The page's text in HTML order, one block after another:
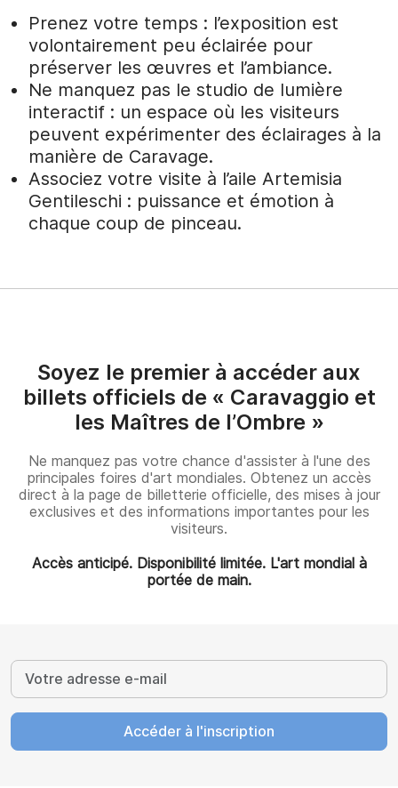
Prenez votre temps : l’exposition est
volontairement peu éclairée pour
préserver les œuvres et l’ambiance.
Ne manquez pas le studio de lumière
interactif : un espace où les visiteurs
peuvent expérimenter des éclairages à la
manière de Caravage.
Associez votre visite à l’aile Artemisia
Gentileschi : puissance et émotion à
chaque coup de pinceau.
Soyez le premier à accéder aux
billets officiels de « Caravaggio et
les Maîtres de l’Ombre »
Ne manquez pas votre chance d'assister à l'une des
principales foires d'art mondiales. Obtenez un accès
direct à la page de billetterie officielle, des mises à jour
exclusives et des informations importantes pour les
visiteurs.
Accès anticipé. Disponibilité limitée. L'art mondial à
portée de main.
Accéder à l'inscription